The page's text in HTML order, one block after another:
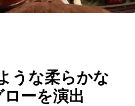
うな柔らかな
ローを演出